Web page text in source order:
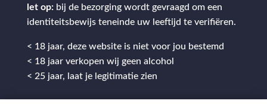
let op: bij de bezorging wordt gevraagd om een
identiteitsbewijs teneinde uw leeftijd te verifiëren.
< 18 jaar, deze website is niet voor jou bestemd
< 18 jaar verkopen wij geen alcohol
< 25 jaar, laat je legitimatie zien